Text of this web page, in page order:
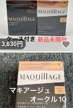
いいね！
3,630円